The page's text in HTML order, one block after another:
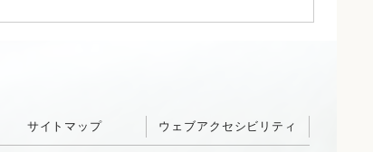
サイトマップ ウェブアクセシビリティ